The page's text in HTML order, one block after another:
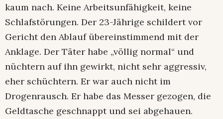
kaum nach. Keine Arbeitsunfähigkeit, keine
Schlafstörungen. Der 23-Jährige schildert vor
Gericht den Ablauf übereinstimmend mit der
Anklage. Der Täter habe „völlig normal“ und
nüchtern auf ihn gewirkt, nicht sehr aggressiv,
eher schüchtern. Er war auch nicht im
Drogenrausch. Er habe das Messer gezogen, die
Geldtasche geschnappt und sei abgehauen.